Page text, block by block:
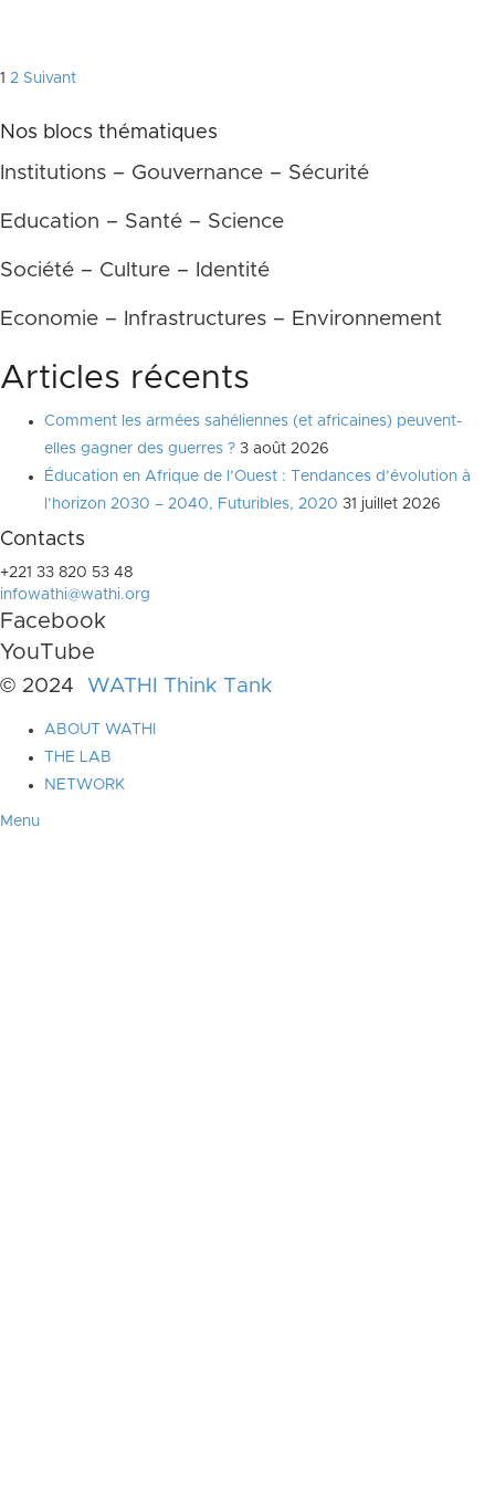
Pagination
des
publications
1 2 Suivant
Nos blocs thématiques
Institutions – Gouvernance – Sécurité
Education – Santé – Science
Société – Culture – Identité
Economie – Infrastructures – Environnement
Articles récents
Comment les armées sahéliennes (et africaines) peuvent-
elles gagner des guerres ? 3 août 2026
Éducation en Afrique de l’Ouest : Tendances d’évolution à
l’horizon 2030 – 2040, Futuribles, 2020 31 juillet 2026
Contacts
+221 33 820 53 48
infowathi@wathi.org
Facebook
YouTube
© 2024 WATHI Think Tank
ABOUT WATHI
THE LAB
NETWORK
Menu